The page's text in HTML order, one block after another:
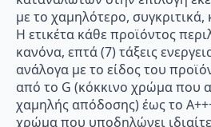
με το χαμηλότερο, συγκριτικά,
Η ετικέτα κάθε προϊόντος
κανόνα, επτά (7) τάξεις
ανάλογα με το είδος του
από το G (κόκκινο χρώμα που
χαμηλής απόδοσης) έως το
χρώμα που υποδηλώνει